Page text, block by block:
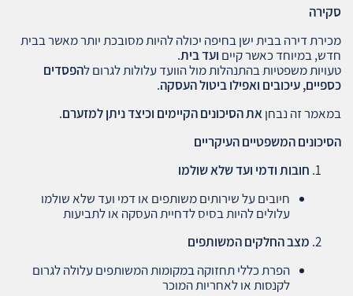
סקירה
מכירת דירה בבית ישן בחיפה יכולה להיות מסובכת יותר מאשר בבית
חדש, במיוחד כאשר קיים ועד בית.
טעויות משפטיות בהתנהלות מול הוועד עלולות לגרום להפסדים
כספיים, עיכובים ואפילו ביטול העסקה.
במאמר זה נבחןאת הסיכונים הקיימים וכיצד ניתן למזערם.
הסיכונים המשפטיים העיקריים
חובות ודמי ועד שלא שולמו
חיובים על שירותים משותפים או דמי ועד שלא שולמו
עלולים להיות בסיס לדחיית העסקה או לתביעות
מצב החלקים המשותפים
הפרת כללי תחזוקה במקומות המשותפים עלולה לגרום
לקנסות או לאחריות המוכר